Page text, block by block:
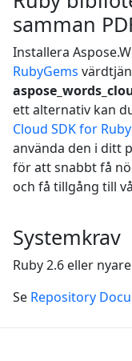
samman
Installera
RubyGems
ett alternativ kan
Cloud SDK for Ruby
använda den i ditt
för att snabbt få
och få tillgång till
Systemkrav
Ruby 2.6 eller nyare
Se Repository